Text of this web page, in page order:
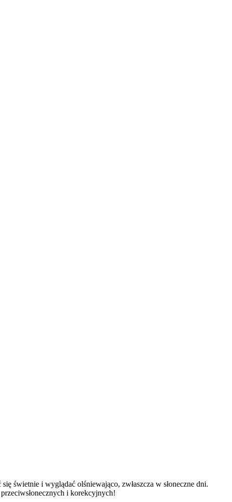
świetnie i wyglądać olśniewająco, zwłaszcza w słoneczne dni.
i korekcyjnych!